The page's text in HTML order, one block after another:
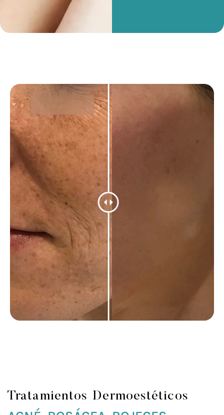
Tratamientos Dermoestéticos